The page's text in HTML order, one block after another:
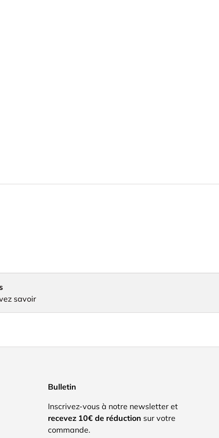
savoir
Bulletin
Inscrivez-vous à notre newsletter et
recevez 10€ de réduction sur votre
commande.